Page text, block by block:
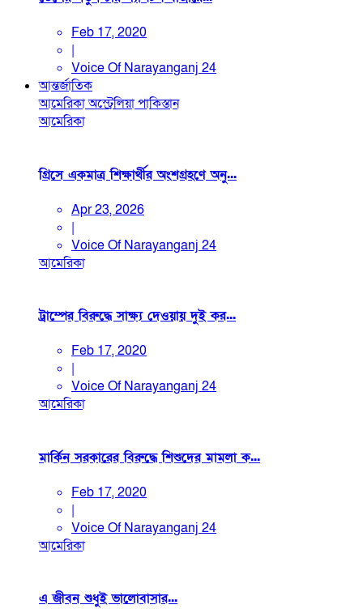
Feb 17, 2020
|
Voice Of Narayanganj 24
আন্তর্জাতিক
আমেরিকাঅস্ট্রেলিয়াপাকিস্তান
আমেরিকা
গ্রিসে একমাত্র শিক্ষার্থীর অংশগ্রহণে অনু...
Apr 23, 2026
|
Voice Of Narayanganj 24
আমেরিকা
ট্রাম্পের বিরুদ্ধে সাক্ষ্য দেওয়ায় দুই কর...
Feb 17, 2020
|
Voice Of Narayanganj 24
আমেরিকা
মার্কিন সরকারের বিরুদ্ধে শিশুদের মামলা ক...
Feb 17, 2020
|
Voice Of Narayanganj 24
আমেরিকা
এ জীবন শুধুই ভালোবাসার...